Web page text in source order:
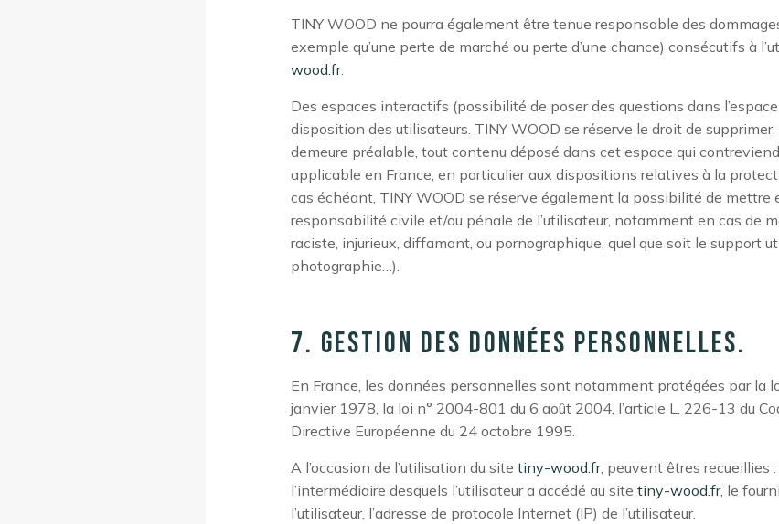
TINY WOOD ne pourra également être tenue responsable des
exemple qu’une perte de marché ou perte d’une chance) consécutifs à
wood.fr.
Des espaces interactifs (possibilité de poser des questions dans
disposition des utilisateurs. TINY WOOD se réserve le droit de
demeure préalable, tout contenu déposé dans cet espace qui
applicable en France, en particulier aux dispositions relatives à la
cas échéant, TINY WOOD se réserve également la possibilité de mettre
responsabilité civile et/ou pénale de l’utilisateur, notamment en cas de
raciste, injurieux, diffamant, ou pornographique, quel que soit le support
photographie…).
7. Gestion des données personnelles.
En France, les données personnelles sont notamment protégées par la
janvier 1978, la loi n° 2004-801 du 6 août 2004, l’article L. 226-13 du
Directive Européenne du 24 octobre 1995.
A l’occasion de l’utilisation du site tiny-wood.fr, peuvent êtres recueillies
l’intermédiaire desquels l’utilisateur a accédé au site tiny-wood.fr, le
l’utilisateur, l’adresse de protocole Internet (IP) de l’utilisateur.